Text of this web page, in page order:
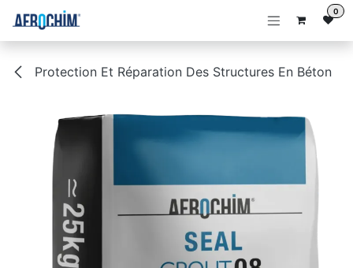
Se rendre au contenu 0
Protection Et Réparation Des Structures En Béton